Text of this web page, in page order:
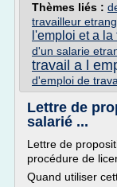
Thèmes liés :
travailleur
l'emploi et a
d'un salarie
travail a l
d'emploi de
Lettre de
salarié ...
Lettre de
procédure de
Quand utiliser